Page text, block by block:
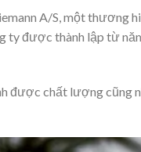
A/S, một thương
ty được thành lập từ
được chất lượng cũng